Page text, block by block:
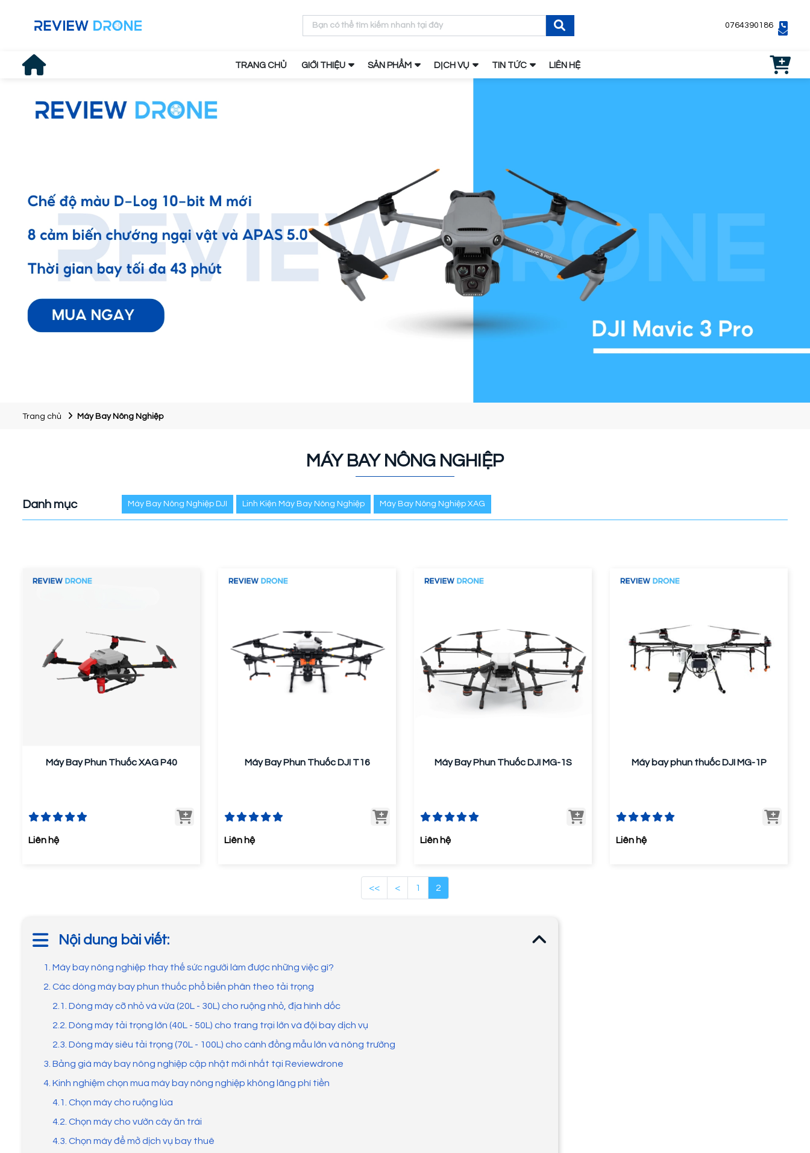
0764390186
TRANG CHỦ GIỚI THIỆU SẢN PHẨM DỊCH VỤ TIN TỨC LIÊN HỆ
Trang chủ Máy Bay Nông Nghiệp
MÁY BAY NÔNG NGHIỆP
Danh mục Máy Bay Nông Nghiệp DJI Linh Kiện Máy Bay Nông Nghiệp Máy Bay Nông Nghiệp XAG
Máy Bay Phun Thuốc XAG P40
Liên hệ
Máy Bay Phun Thuốc DJI T16
Liên hệ
Máy Bay Phun Thuốc DJI MG-1S
Liên hệ
Máy bay phun thuốc DJI MG-1P
Liên hệ
<< < 1 2
Nội dung bài viết:
1. Máy bay nông nghiệp thay thế sức người làm được những việc gì?
2. Các dòng máy bay phun thuốc phổ biến phân theo tải trọng
2.1. Dòng máy cỡ nhỏ và vừa (20L - 30L) cho ruộng nhỏ, địa hình dốc
2.2. Dòng máy tải trọng lớn (40L - 50L) cho trang trại lớn và đội bay dịch vụ
2.3. Dòng máy siêu tải trọng (70L - 100L) cho cánh đồng mẫu lớn và nông trường
3. Bảng giá máy bay nông nghiệp cập nhật mới nhất tại Reviewdrone
4. Kinh nghiệm chọn mua máy bay nông nghiệp không lãng phí tiền
4.1. Chọn máy cho ruộng lúa
4.2. Chọn máy cho vườn cây ăn trái
4.3. Chọn máy để mở dịch vụ bay thuê